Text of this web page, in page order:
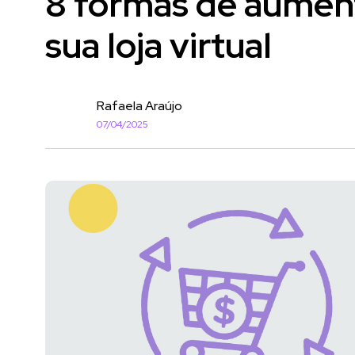
sua loja virtual
Rafaela Araújo
07/04/2025